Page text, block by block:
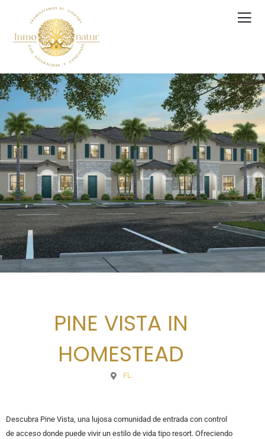
PINE VISTA IN
HOMESTEAD
FL.
Descubra Pine Vista, una lujosa comunidad de entrada con control
de acceso donde puede vivir un estilo de vida tipo resort. Ofreciendo